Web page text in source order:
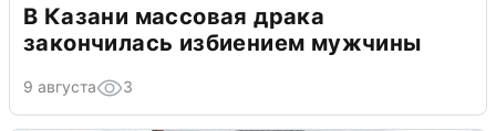
В Казани массовая драка
закончилась избиением мужчины
9 августа 3